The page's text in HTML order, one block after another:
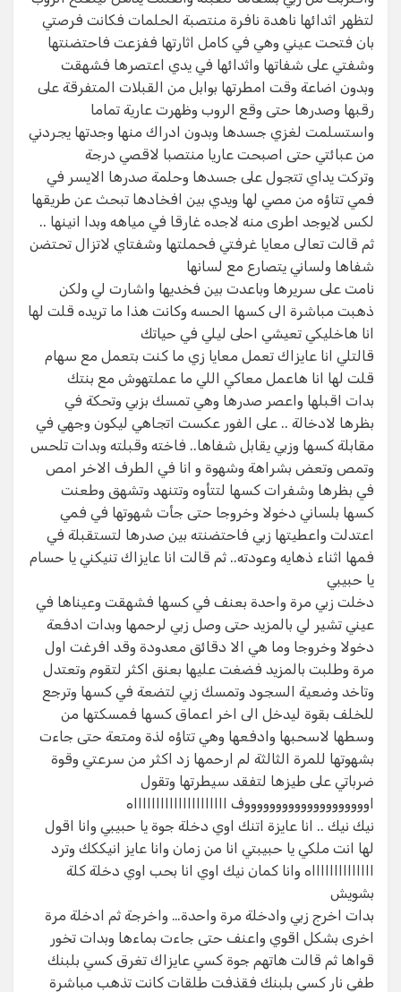
لتظهر اثدائها ناهدة نافرة منتصبة الحلمات فكانت فرصتي
بان فتحت عيني وهي في كامل اثارتها ففزعت فاحتضنتها
وشفتي على شفاتها واثدائها في يدي اعتصرها فشهقت
وبدون اضاعة وقت امطرتها بوابل من القبلات المتفرقة على
رقبها وصدرها حتى وقع الروب وظهرت عارية تماما
واستسلمت لغزي جسدها وبدون ادراك منها وجدتها يجردني
من عبائتي حتى اصبحت عاريا منتصبا لاقصي درجة
وتركت يداي تتجول على جسدها وحلمة صدرها الايسر في
فمي تتاؤه من مصي لها ويدي بين افخادها تبحث عن طريقها
لكس لايوجد اطرى منه لاجده غارقا في مياهه وبدا انينها ..
ثم قالت تعالى معايا غرفتي فحملتها وشفتاي لاتزال تحتضن
شفاها ولساني يتصارع مع لسانها
نامت على سريرها وباعدت بين فخديها واشارت لي ولكن
ذهبت مباشرة الى كسها الحسه وكانت هذا ما تريده قلت لها
انا هاخليكي تعيشي احلى ليلي في حياتك
قالتلي انا عايزاك تعمل معايا زي ما كنت بتعمل مع سهام
قلت لها انا هاعمل معاكي اللي ما عملتهوش مع بنتك
بدات اقبلها واعصر صدرها وهي تمسك بزبي وتحكة في
بظرها لادخالة .. على الفور عكست اتجاهي ليكون وجهي في
مقابلة كسها وزبي يقابل شفاها.. فاخته وقبلته وبدات تلحس
وتمص وتعض بشراهة وشهوة و انا في الطرف الاخر امص
في بظرها وشفرات كسها لتتأوه وتتنهد وتشهق وطعنت
كسها بلساني دخولا وخروجا حتى جأت شهوتها في فمي
اعتدلت واعطيتها زبي فاحتضنته بين صدرها لتستقبلة في
فمها اثناء ذهايه وعودته.. ثم قالت انا عايزاك تنيكني يا حسام
يا حبيبي
دخلت زبي مرة واحدة بعنف في كسها فشهقت وعيناها في
عيني تشير لي بالمزيد حتى وصل زبي لرحمها وبدات ادفعة
دخولا وخروجا وما هي الا دقائق معدودة وقد افرغت اول
مرة وطلبت بالمزيد فضغت عليها بعنق اكثر لتقوم وتعتدل
وتاخد وضعية السجود وتمسك زبي لتضعة في كسها وترجع
للخلف بقوة ليدخل الى اخر اعماق كسها فمسكتها من
وسطها لاسحبها وادفعها وهي تتاؤه لذة ومتعة حتى جاءت
بشهوتها للمرة الثالثة لم ارحمها زد اكثر من سرعتي وقوة
ضرباتي على طيزها لتفقد سيطرتها وتقول
اووووووووووووووووووووف اااااااااااااااااااااه
نيك نيك .. انا عايزة اتنك اوي دخلة جوة يا حبيبي وانا اقول
لها انت ملكي يا حبيبتي انا من زمان وانا عايز انيككك وترد
ااااااااااااااه وانا كمان نيك اوي انا بحب اوي دخلة كلة
بشويش
بدات اخرج زبي وادخلة مرة واحدة… واخرجة ثم ادخلة مرة
اخرى بشكل اقوي واعنف حتى جاءت بماءها وبدات تخور
قواها ثم قالت هاتهم جوة كسي عايزاك تغرق كسي بلبنك
طفي نار كسي بلبنك فقذفت طلقات كانت تذهب مباشرة